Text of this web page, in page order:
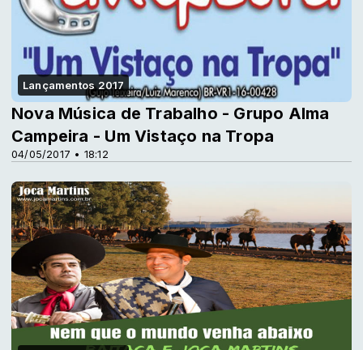
Lançamentos 2017
04/05/2017 • 18:12
Nova Música de Trabalho - Grupo Alma
Campeira - Um Vistaço na Tropa